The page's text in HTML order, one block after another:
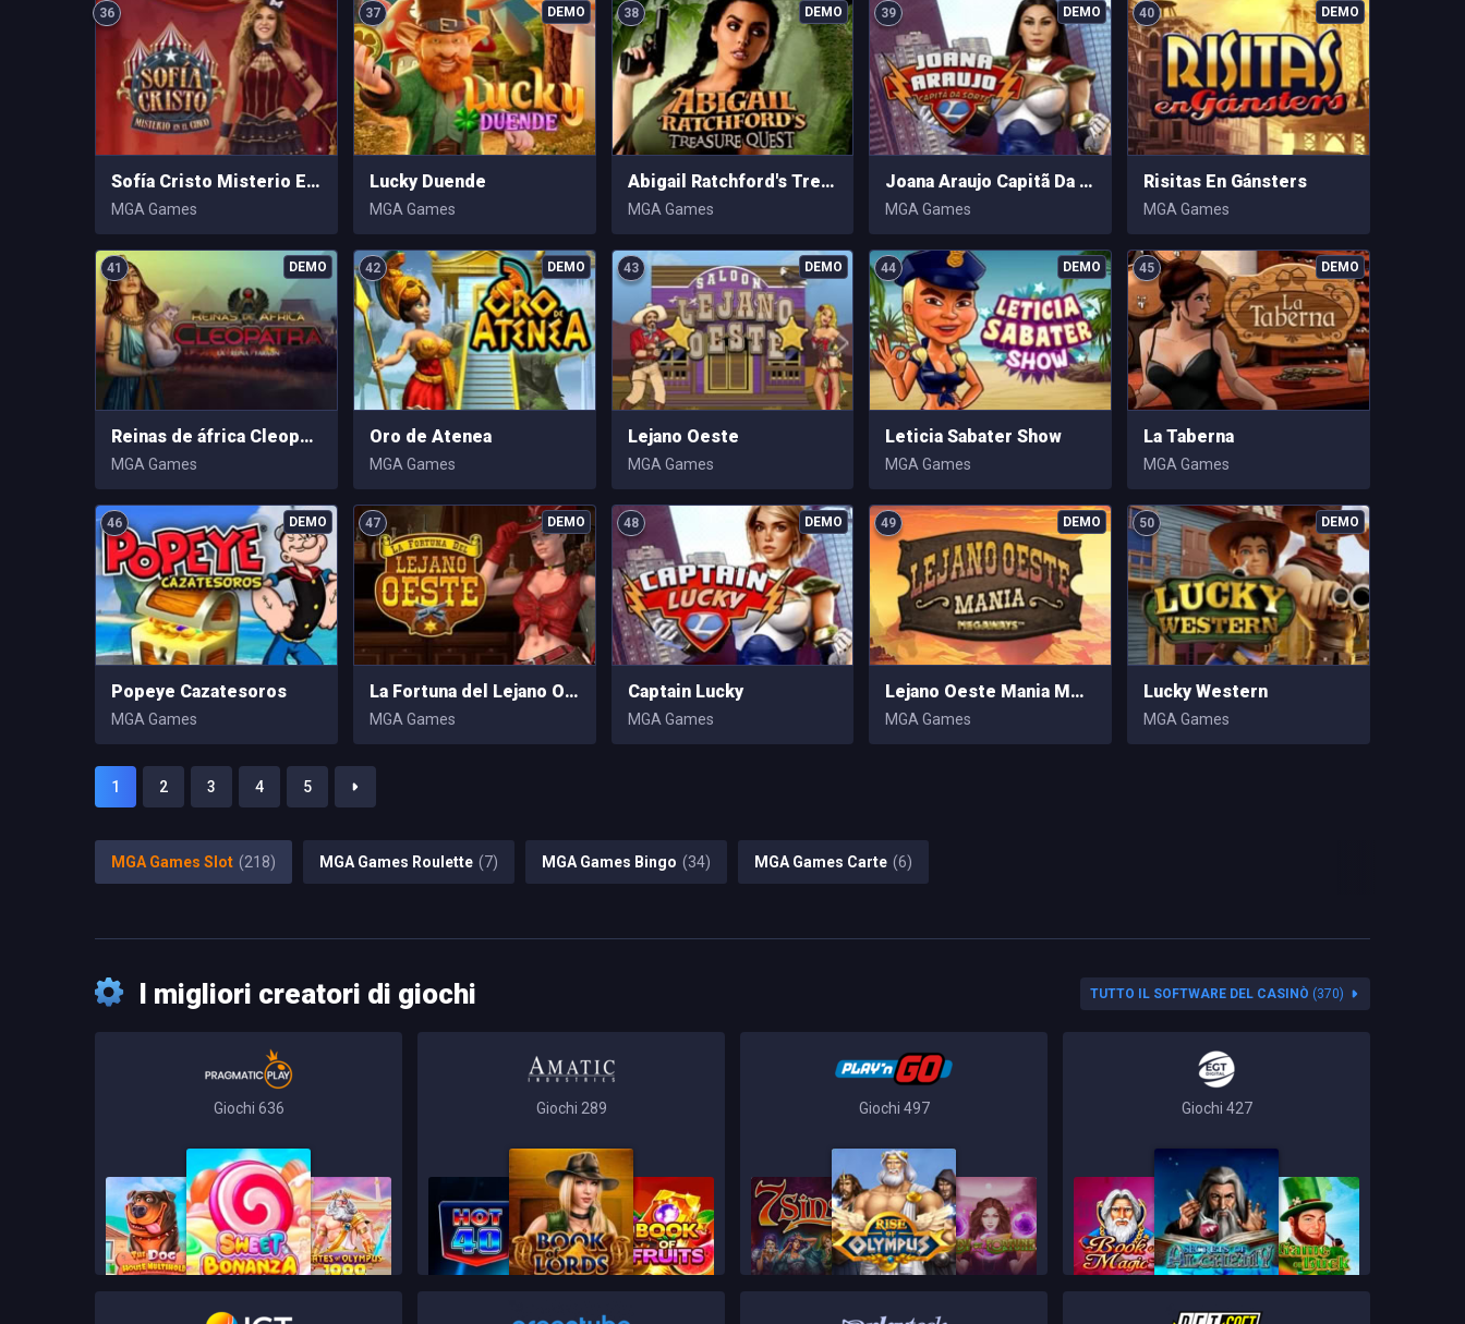
36
Sofía Cristo Misterio En el Circo
MGA Games
37
Lucky Duende
MGA Games
38
Abigail Ratchford's Treasure Quest
MGA Games
39
Joana Araujo Capitã Da Sorte
MGA Games
40
Risitas En Gánsters
MGA Games
41
Reinas de áfrica Cleopatra
MGA Games
42
Oro de Atenea
MGA Games
43
Lejano Oeste
MGA Games
44
Leticia Sabater Show
MGA Games
45
La Taberna
MGA Games
46
Popeye Cazatesoros
MGA Games
47
La Fortuna del Lejano Oeste
MGA Games
48
Captain Lucky
MGA Games
49
Lejano Oeste Mania Megaways
MGA Games
50
Lucky Western
MGA Games
1 2 3 4 5
MGA Games Slot (218) MGA Games Roulette (7) MGA Games Bingo (34) MGA Games Carte (6)
I migliori creatori di giochi TUTTO IL SOFTWARE DEL CASINÒ (370)
Giochi 636 Giochi 289 Giochi 497 Giochi 427